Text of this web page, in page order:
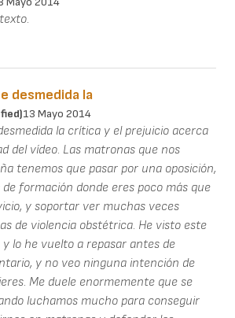
desmedida la
13 Mayo 2014
la crítica y el prejuicio acerca
del vídeo. Las matronas que nos
tenemos que pasar por una oposición,
formación donde eres poco más que
y soportar ver muchas veces
de violencia obstétrica. He visto este
y lo he vuelto a repasar antes de
y no veo ninguna intención de
Me duele enormemente que se
luchamos mucho para conseguir